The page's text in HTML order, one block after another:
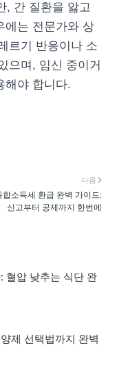
, 간 질환을 앓고
에는 전문가와 상
르기 반응이나 소
으며, 임신 중이거
해야 합니다.
다음
합소득세 환급 완벽 가이드:
신고부터 공제까지 한번에
혈압 낮추는 식단 완
제 선택법까지 완벽